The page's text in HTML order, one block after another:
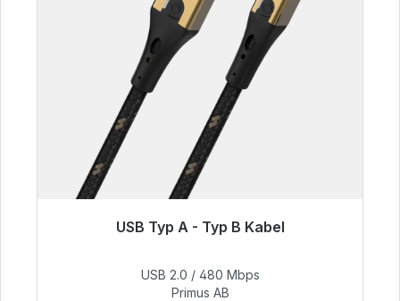
USB Typ A - Typ B Kabel
76,99 €
USB 2.0 / 480 Mbps
Primus AB